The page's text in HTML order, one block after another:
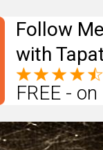
Follow
with
FREE -